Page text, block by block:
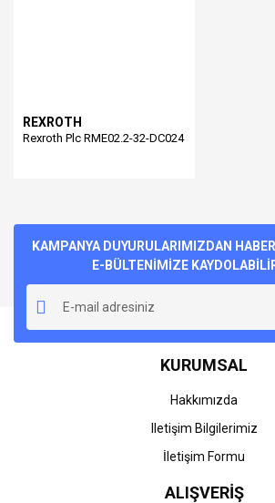
REXROTH
Rexroth Plc RME02.2-32-DC024
KAMPANYA DUYURULARIMIZDAN
E-BÜLTENİMİZE
KURUMSAL
Hakkımızda
Iletişim Bilgilerimiz
İletişim Formu
ALIŞVERİŞ